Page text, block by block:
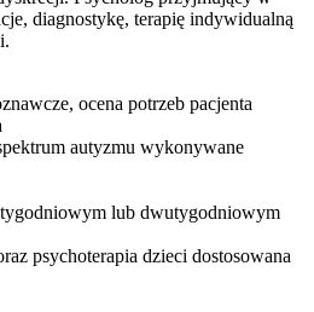
diagnostykę, terapię indywidualną
ocena potrzeb pacjenta
autyzmu wykonywane
lub dwutygodniowym
psychoterapia dzieci dostosowana